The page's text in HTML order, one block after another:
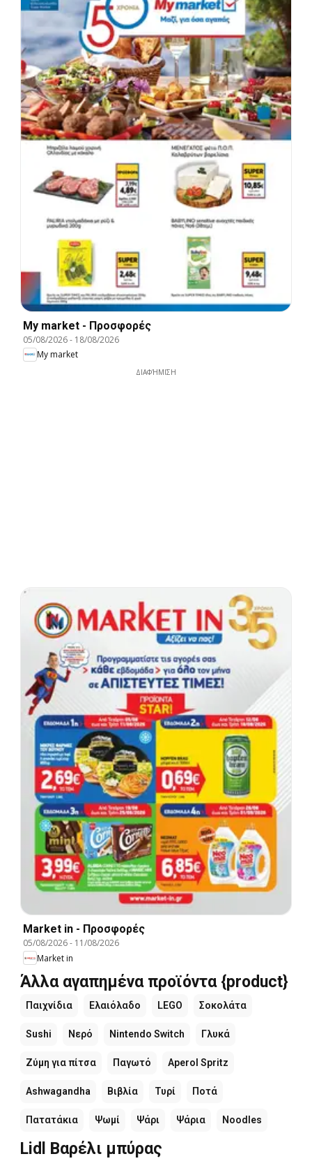
My market - Προσφορές
05/08/2026- 18/08/2026
My market
ΔΙΑΦΉΜΙΣΗ
Market in - Προσφορές
05/08/2026- 11/08/2026
Market in
Άλλα αγαπημένα προϊόντα {product}
Παιχνίδια Ελαιόλαδο LEGO Σοκολάτα
Sushi Νερό Nintendo Switch Γλυκά
Ζύμη για πίτσα Παγωτό Aperol Spritz
Ashwagandha Βιβλία Τυρί Ποτά
Πατατάκια Ψωμί Ψάρι Ψάρια Noodles
Lidl Βαρέλι μπύρας